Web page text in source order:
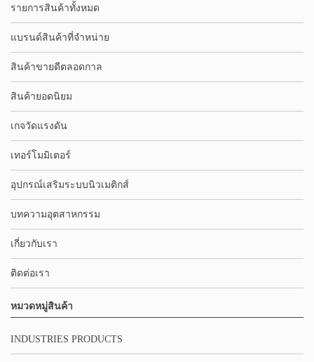
รายการสินค้าทั้งหมด
แบรนด์สินค้าที่จำหน่าย
สินค้าขายดีตลอดกาล
สินค้ายอดนิยม
เกจวัดแรงดัน
เทอร์โมมิเตอร์
อุปกรณ์เสริมระบบนิวเมติกส์
บทความอุตสาหกรรม
เกี่ยวกับเรา
ติดต่อเรา
หมวดหมู่สินค้า
INDUSTRIES PRODUCTS